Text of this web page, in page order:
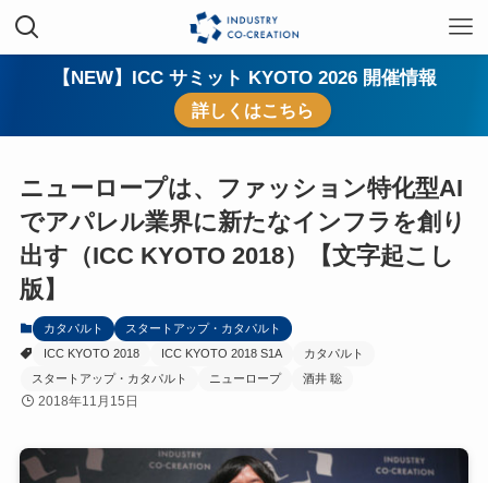
【NEW】ICC サミット KYOTO 2026 開催情報
詳しくはこちら
ニューロープは、ファッション特化型AI
でアパレル業界に新たなインフラを創り
出す（ICC KYOTO 2018）【文字起こし
版】
カタパルト
スタートアップ・カタパルト
ICC KYOTO 2018
ICC KYOTO 2018 S1A
カタパルト
スタートアップ・カタパルト
ニューロープ 酒井 聡
2018年11月15日